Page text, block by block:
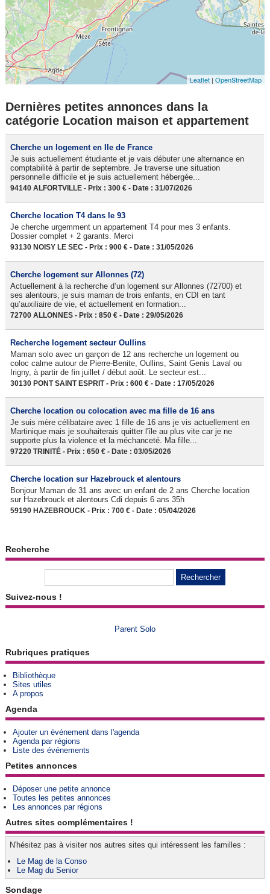
Leaflet |OpenStreetMap
Dernières petites annonces dans la
catégorie Location maison et appartement
Cherche un logement en Ile de France
Je suis actuellement étudiante et je vais débuter une alternance en
comptabilité à partir de septembre. Je traverse une situation
personnelle difficile et je suis actuellement hébergée...
94140 ALFORTVILLE - Prix : 300 € - Date : 31/07/2026
Cherche location T4 dans le 93
Je cherche urgemment un appartement T4 pour mes 3 enfants.
Dossier complet + 2 garants. Merci
93130 NOISY LE SEC - Prix : 900 € - Date : 31/05/2026
Cherche logement sur Allonnes (72)
Actuellement à la recherche d’un logement sur Allonnes (72700) et
ses alentours, je suis maman de trois enfants, en CDI en tant
qu’auxiliaire de vie, et actuellement en formation...
72700 ALLONNES - Prix : 850 € - Date : 29/05/2026
Recherche logement secteur Oullins
Maman solo avec un garçon de 12 ans recherche un logement ou
coloc calme autour de Pierre-Benite, Oullins, Saint Genis Laval ou
Irigny, à partir de fin juillet / début août. Le secteur est...
30130 PONT SAINT ESPRIT - Prix : 600 € - Date : 17/05/2026
Cherche location ou colocation avec ma fille de 16 ans
Je suis mère célibataire avec 1 fille de 16 ans je vis actuellement en
Martinique mais je souhaiterais quitter l'île au plus vite car je ne
supporte plus la violence et la méchanceté. Ma fille...
97220 TRINITÉ - Prix : 650 € - Date : 03/05/2026
Cherche location sur Hazebrouck et alentours
Bonjour Maman de 31 ans avec un enfant de 2 ans Cherche location
sur Hazebrouck et alentours Cdi depuis 6 ans 35h
59190 HAZEBROUCK - Prix : 700 € - Date : 05/04/2026
Recherche
Suivez-nous !
Parent Solo
Rubriques pratiques
Bibliothèque
Sites utiles
A propos
Agenda
Ajouter un événement dans l'agenda
Agenda par régions
Liste des événements
Petites annonces
Déposer une petite annonce
Toutes les petites annonces
Les annonces par régions
Autres sites complémentaires !
N'hésitez pas à visiter nos autres sites qui intéressent les familles :
Le Mag de la Conso
Le Mag du Senior
Sondage